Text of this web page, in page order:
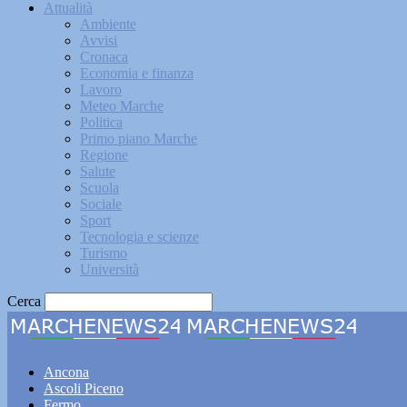
Attualità
Ambiente
Avvisi
Cronaca
Economia e finanza
Lavoro
Meteo Marche
Politica
Primo piano Marche
Regione
Salute
Scuola
Sociale
Sport
Tecnologia e scienze
Turismo
Università
Cerca
Ancona
Ascoli Piceno